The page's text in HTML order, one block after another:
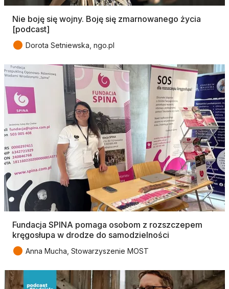
Nie boję się wojny. Boję się zmarnowanego życia
[podcast]
● Dorota Setniewska, ngo.pl
Fundacja SPINA pomaga osobom z rozszczepem
kręgosłupa w drodze do samodzielności
● Anna Mucha, Stowarzyszenie MOST